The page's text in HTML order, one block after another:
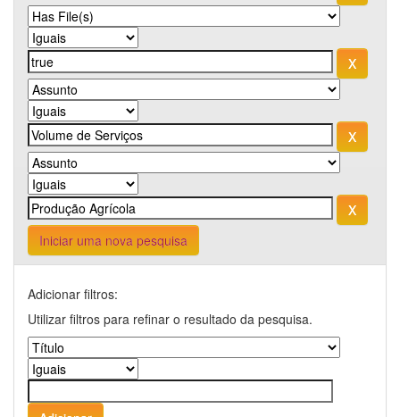
Iniciar uma nova pesquisa
Adicionar filtros:
Utilizar filtros para refinar o resultado da pesquisa.